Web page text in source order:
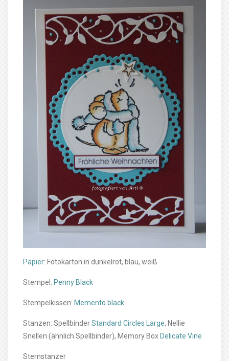
Papier: Fotokarton in dunkelrot, blau, weiß
Stempel: Penny Black
Stempelkissen: Memento black
Stanzen: SpellbinderStandard Circles Large, Nellie
Snellen (ähnlich Spellbinder), Memory Box Delicate Vine
Sternstanzer